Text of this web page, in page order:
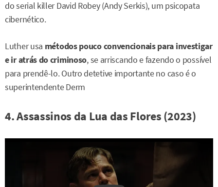
do serial killer David Robey (Andy Serkis), um psicopata
cibernético.
Luther usa métodos pouco convencionais para investigar
e ir atrás do criminoso, se arriscando e fazendo o possível
para prendê-lo. Outro detetive importante no caso é o
superintendente Derm
4. Assassinos da Lua das Flores (2023)